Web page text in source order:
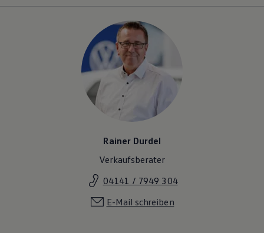
Rainer Durdel
Verkaufsberater
04141 / 7949 304
E-Mail schreiben